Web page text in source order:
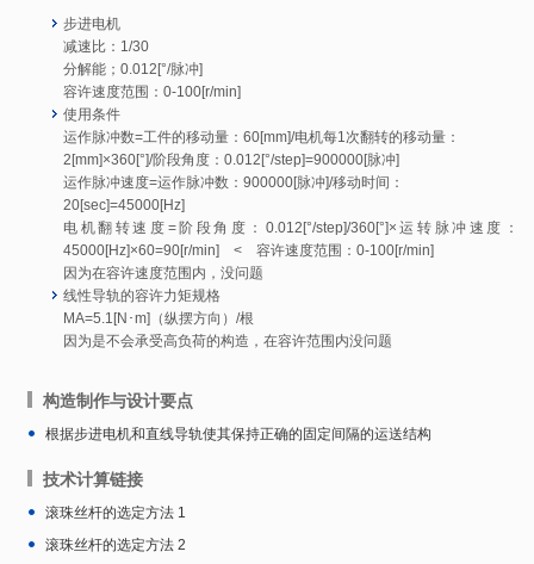
步进电机
减速比：1/30
分解能；0.012[°/脉冲]
容许速度范围：0-100[r/min]
使用条件
运作脉冲数=工件的移动量：60[mm]/电机每1次翻转的移动量：
2[mm]×360[°]/阶段角度：0.012[°/step]=900000[脉冲]
运作脉冲速度=运作脉冲数：900000[脉冲]/移动时间：
20[sec]=45000[Hz]
电机翻转速度=阶段角度：0.012[°/step]/360[°]×运转脉冲速度：
45000[Hz]×60=90[r/min] < 容许速度范围：0-100[r/min]
因为在容许速度范围内，没问题
线性导轨的容许力矩规格
MA=5.1[N･m]（纵摆方向）/根
因为是不会承受高负荷的构造，在容许范围内没问题
构造制作与设计要点
根据步进电机和直线导轨使其保持正确的固定间隔的运送结构
技术计算链接
滚珠丝杆的选定方法 1
滚珠丝杆的选定方法 2